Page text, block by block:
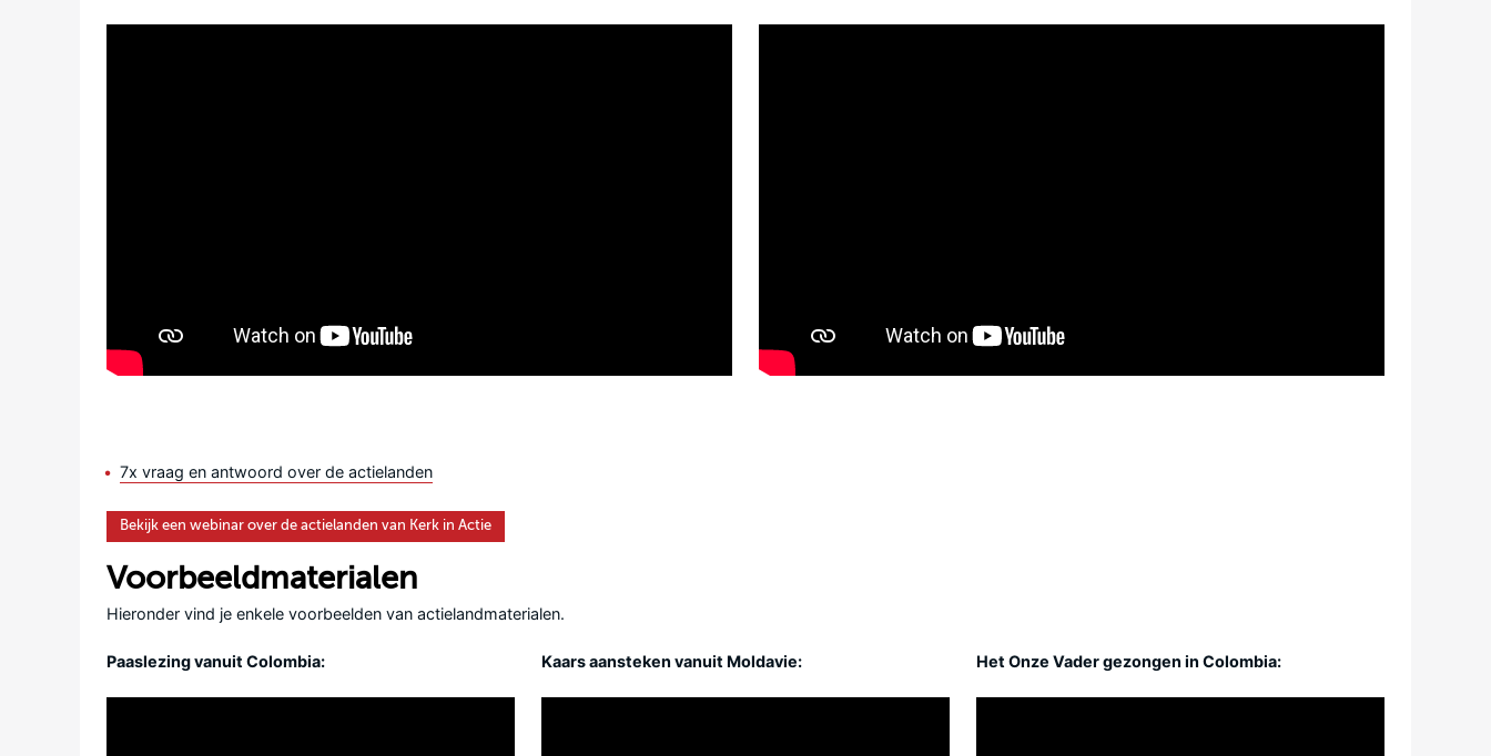
7x vraag en antwoord over de actielanden
Bekijk een webinar over de actielanden van Kerk in Actie
Voorbeeldmaterialen
Hieronder vind je enkele voorbeelden van actielandmaterialen.
Paaslezing vanuit Colombia: Kaars aansteken vanuit Moldavie: Het Onze Vader gezongen in Colombia: